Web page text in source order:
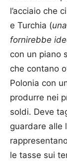
l’acciaio che
e Turchia (
fornirebbe
con un piano
che contano
Polonia con
produrre nei
soldi. Deve
guardare alle
le tasse sui